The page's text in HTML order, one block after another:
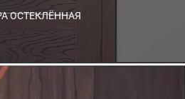
ОСТЕКЛЁННАЯ